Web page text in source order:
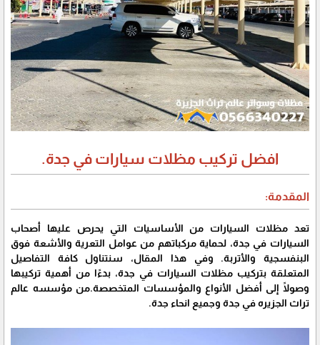
افضل تركيب مظلات سيارات في جدة.
المقدمة:
تعد مظلات السيارات من الأساسيات التي يحرص عليها أصحاب
السيارات في جدة، لحماية مركباتهم من عوامل التعرية والأشعة فوق
البنفسجية والأتربة. وفي هذا المقال، سنتناول كافة التفاصيل
المتعلقة بتركيب مظلات السيارات في جدة، بدءًا من أهمية تركيبها
وصولًا إلى أفضل الأنواع والمؤسسات المتخصصة.من مؤسسه عالم
تراث الجزيره في جدة وجميع انحاء جدة.